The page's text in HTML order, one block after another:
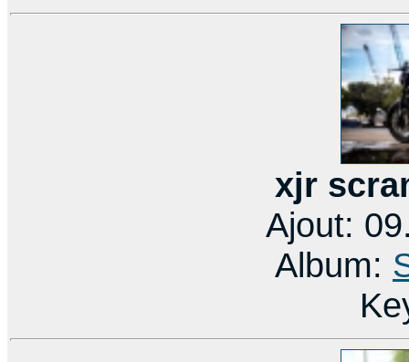
xjr
Ajout:
Album: